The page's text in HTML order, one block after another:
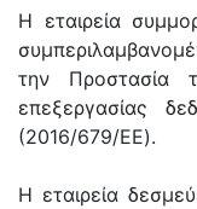
Η εταιρεία
την Προστασία
επεξεργασίας
(2016/679/EE).
Η εταιρεία